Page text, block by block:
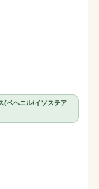
(ベヘニル/イソステア